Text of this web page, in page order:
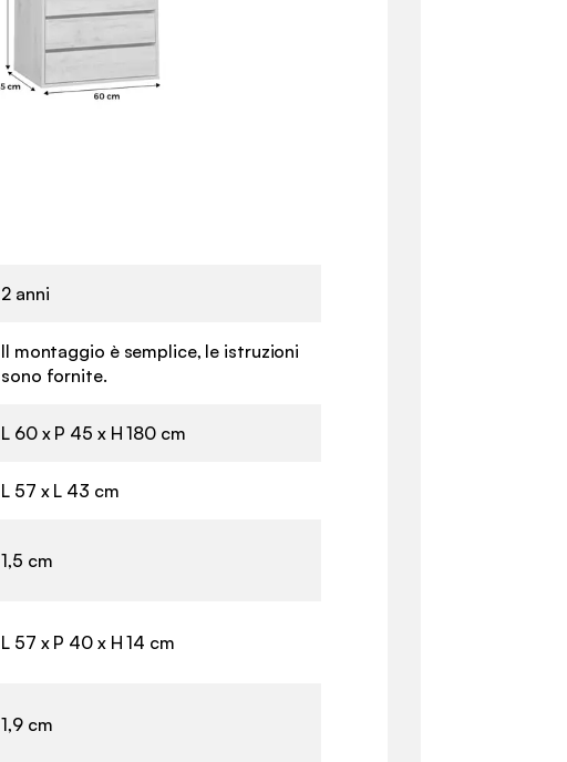
2 anni
Il montaggio è semplice, le istruzioni
sono fornite.
L 60 x P 45 x H 180 cm
L 57 x L 43 cm
1,5 cm
L 57 x P 40 x H 14 cm
1,9 cm